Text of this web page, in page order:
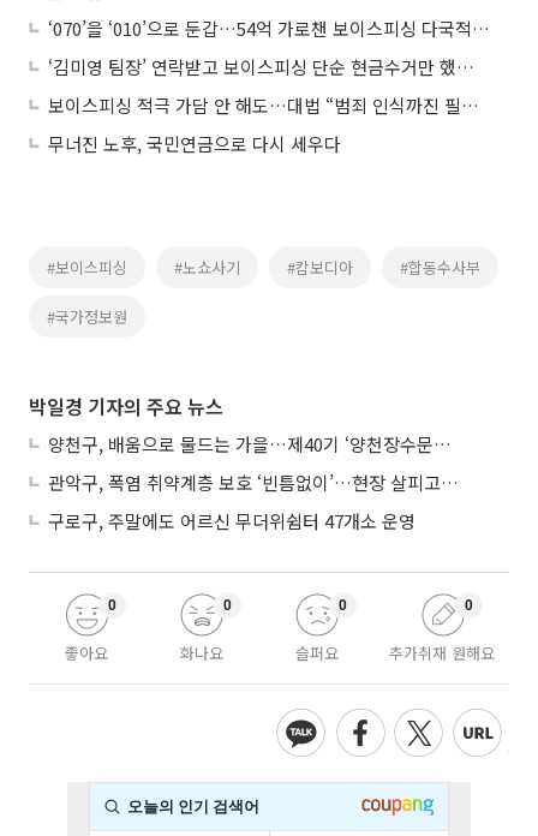
‘070’을 ‘010’으로 둔갑…54억 가로챈 보이스피싱 다국적 일당 21명 적발
‘김미영 팀장’ 연락받고 보이스피싱 단순 현금수거만 했어도…대법 “사기죄 공범”
보이스피싱 적극 가담 안 해도…대법 “범죄 인식까진 필요치 않아”
무너진 노후, 국민연금으로 다시 세우다
#보이스피싱 #노쇼사기 #캄보디아 #합동수사부
#국가정보원
박일경 기자의 주요 뉴스
양천구, 배움으로 물드는 가을…제40기 ‘양천장수문화대학’ 수강생 모집
관악구, 폭염 취약계층 보호 ‘빈틈없이’…현장 살피고 지원 넓힌다
구로구, 주말에도 어르신 무더위쉼터 47개소 운영
좋아요
0
화나요
0
슬퍼요
0
추가취재 원해요
0